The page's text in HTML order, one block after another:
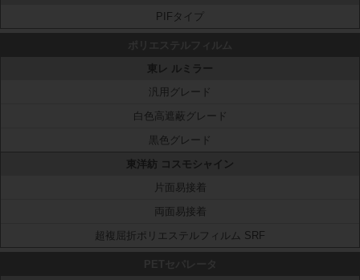
PIFタイプ
東レ ルミラー
汎用グレード
白色高遮蔽グレード
黒色グレード
東洋紡 コスモシャイン
片面易接着
両面易接着
超複屈折ポリエステルフィルム SRF